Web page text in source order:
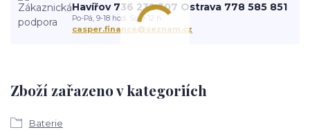
Zboží zařazeno v kategoriích
Baterie
Havířov 736 232 307 Ostrava 778 585 851
Po-Pá, 9-18 hod. So 9-12 h.
casper.finance@seznam.cz